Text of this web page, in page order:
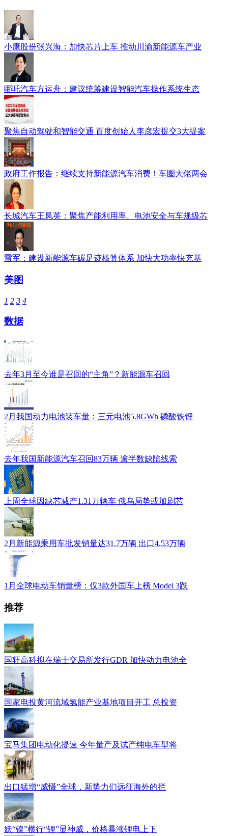
小康股份张兴海：加快芯片上车 推动川渝新能源车产业
哪吒汽车方运舟：建议统筹建设智能汽车操作系统生态
聚焦自动驾驶和智能交通 百度创始人李彦宏提交3大提案
政府工作报告：继续支持新能源汽车消费！车圈大佬两会
长城汽车王凤英：聚焦产能利用率、电池安全与车规级芯
雷军：建设新能源车碳足迹核算体系 加快大功率快充基
美图
1 2 3 4
数据
去年3月至今谁是召回的“主角”？新能源车召回
2月我国动力电池装车量：三元电池5.8GWh 磷酸铁锂
去年我国新能源汽车召回83万辆 逾半数缺陷线索
上周全球因缺芯减产1.31万辆车 俄乌局势或加剧芯
2月新能源乘用车批发销量达31.7万辆 出口4.53万辆
1月全球电动车销量榜：仅3款外国车上榜 Model 3跌
推荐
国轩高科拟在瑞士交易所发行GDR 加快动力电池全
国家电投黄河流域氢能产业基地项目开工 总投资
宝马集团电动化提速 今年量产及试产纯电车型将
出口猛增“威慑”全球，新势力们远征海外的拦
妖“镍”横行“锂”显神威，价格暴涨锂电上下